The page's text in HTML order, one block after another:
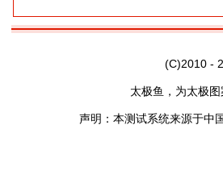
(C)2010 -
太极鱼，为太极
声明：本测试系统来源于中